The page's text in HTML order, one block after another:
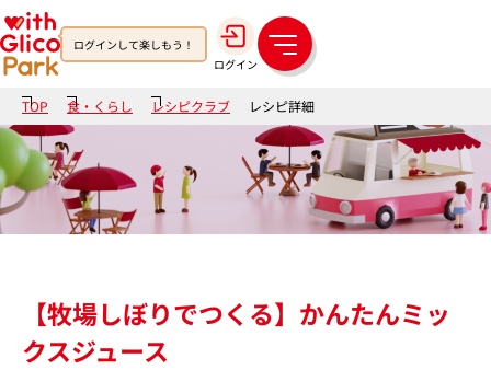
ログインして楽しもう！
ログイン
メ
ニ
ュ
ー
TOP 食・くらし レシピクラブ レシピ詳細
【牧場しぼりでつくる】かんたんミッ
クスジュース